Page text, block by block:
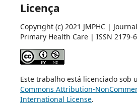
Licença
Copyright (c) 2021 JMPHC |
Primary Health Care | ISSN 2179-
Este trabalho está licenciado sob
Commons Attribution-
International License.